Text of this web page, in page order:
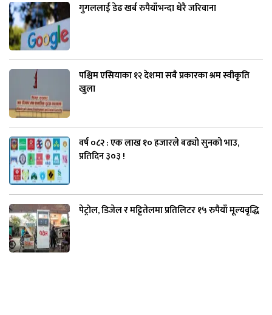
गुगललाई डेढ खर्ब रुपैयाँभन्दा धेरै जरिवाना
पश्चिम एसियाका १२ देशमा सबै प्रकारका श्रम स्वीकृति
खुला
वर्ष ०८२ : एक लाख १० हजारले बढ्यो सुनको भाउ,
प्रतिदिन ३०३ !
पेट्रोल, डिजेल र मट्टितेलमा प्रतिलिटर १५ रुपैयाँ मूल्यवृद्धि